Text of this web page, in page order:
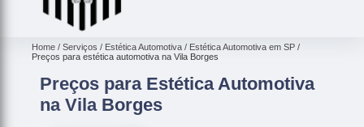
Home Serviços Estética Automotiva
Estética Automotiva em SP
Preços para estética automotiva na Vila Borges
Preços para Estética Automotiva
na Vila Borges